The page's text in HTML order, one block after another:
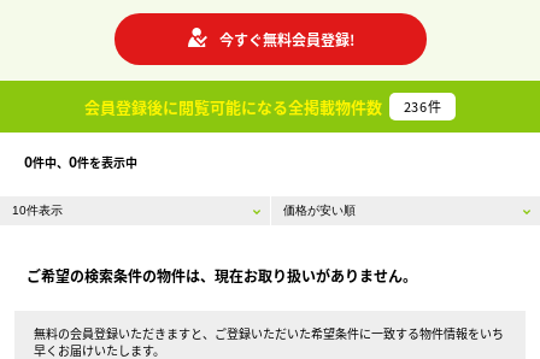
今すぐ無料会員登録!
会員登録後に閲覧可能になる全掲載物件数 236件
0件中、 0件を表示中
ご希望の検索条件の物件は、現在お取り扱いがありません。
無料の会員登録いただきますと、ご登録いただいた希望条件に一致する物件情報をいち
早くお届けいたします。